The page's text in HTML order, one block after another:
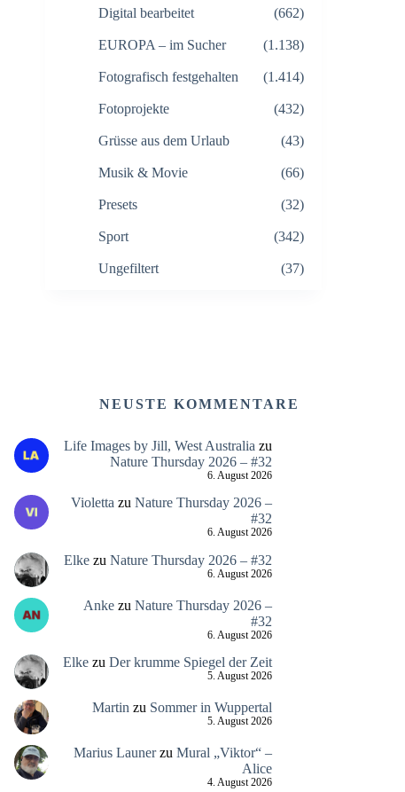
Digital bearbeitet (662)
EUROPA – im Sucher (1.138)
Fotografisch festgehalten (1.414)
Fotoprojekte (432)
Grüsse aus dem Urlaub (43)
Musik & Movie (66)
Presets (32)
Sport (342)
Ungefiltert (37)
NEUSTE KOMMENTARE
Life Images by Jill, West Australia zu
Nature Thursday 2026 – #32
6. August 2026
Violetta zu Nature Thursday 2026 –
#32
6. August 2026
Elkezu Nature Thursday 2026 – #32
6. August 2026
Ankezu Nature Thursday 2026 –
#32
6. August 2026
Elkezu Der krumme Spiegel der Zeit
5. August 2026
Martin zu Sommer in Wuppertal
5. August 2026
Marius Launerzu Mural „Viktor“ –
Alice
4. August 2026